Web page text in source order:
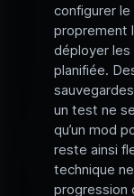
configurer le
proprement
déployer les
planifiée.
un test ne
qu’un mod
reste ainsi
technique
progression